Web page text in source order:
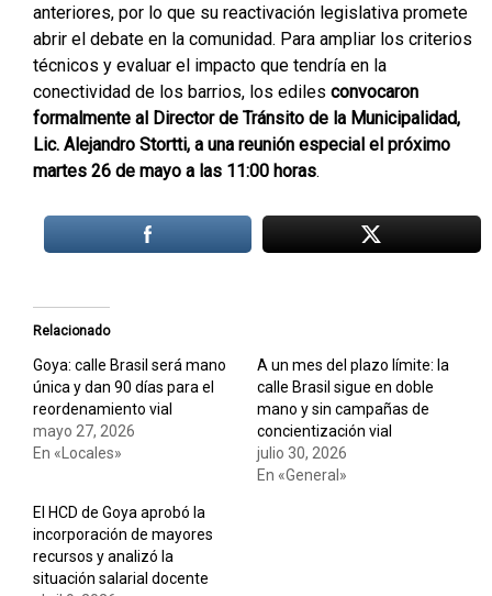
anteriores, por lo que su reactivación legislativa promete
abrir el debate en la comunidad. Para ampliar los criterios
técnicos y evaluar el impacto que tendría en la
conectividad de los barrios, los ediles convocaron
formalmente al Director de Tránsito de la Municipalidad,
Lic. Alejandro Stortti, a una reunión especial el próximo
martes 26 de mayo a las 11:00 horas.
Relacionado
Goya: calle Brasil será mano
única y dan 90 días para el
reordenamiento vial
mayo 27, 2026
En «Locales»
A un mes del plazo límite: la
calle Brasil sigue en doble
mano y sin campañas de
concientización vial
julio 30, 2026
En «General»
El HCD de Goya aprobó la
incorporación de mayores
recursos y analizó la
situación salarial docente